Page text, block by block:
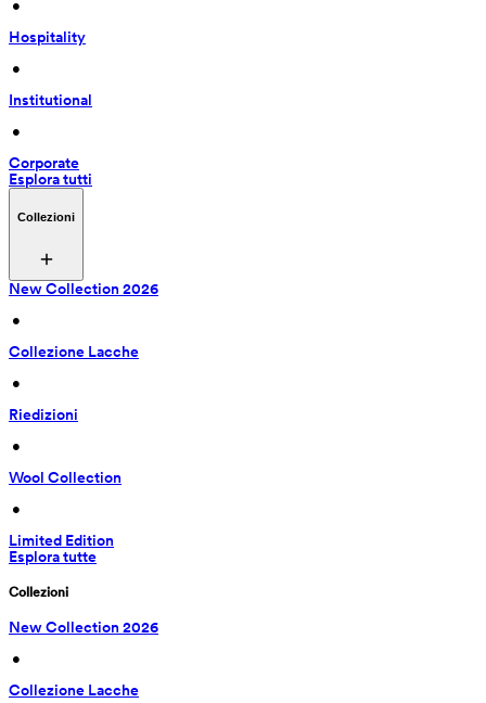
•
Hospitality
•
Institutional
•
Corporate
Esplora tutti
Collezioni
New Collection 2026
•
Collezione Lacche
•
Riedizioni
•
Wool Collection
•
Limited Edition
Esplora tutte
Collezioni
New Collection 2026
•
Collezione Lacche